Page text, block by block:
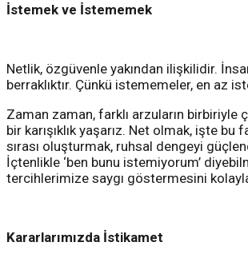
İstemek ve İstememek
Netlik, özgüvenle yakından ilişkilidir.
berraklıktır. Çünkü istememeler, en az
Zaman zaman, farklı arzuların birbiriyle
bir karışıklık yaşarız. Net olmak, işte
sırası oluşturmak, ruhsal dengeyi
İçtenlikle ‘ben bunu istemiyorum’
tercihlerimize saygı göstermesini
Kararlarımızda İstikamet